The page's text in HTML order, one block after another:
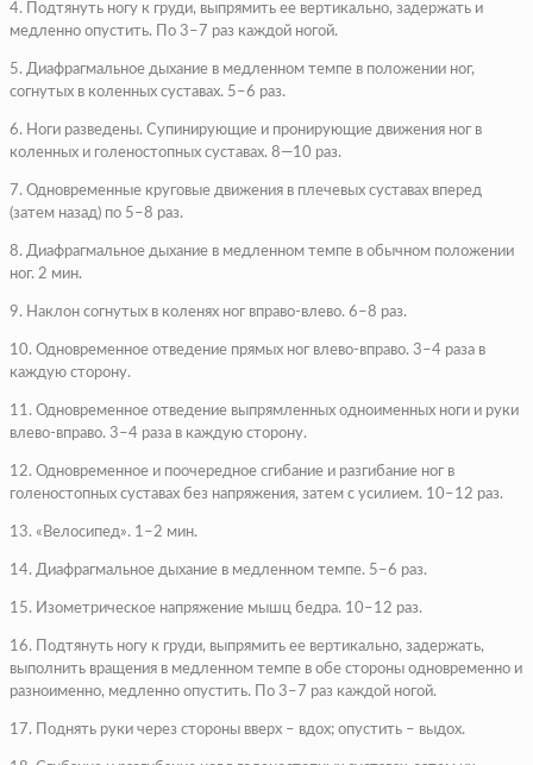
4. Подтянуть ногу к груди, выпрямить ее вертикально, задержать и
медленно опустить. По 3–7 раз каждой ногой.
5. Диафрагмальное дыхание в медленном темпе в положении ног,
согнутых в коленных суставах. 5–6 раз.
6. Ноги разведены. Супинирующие и пронирующие движения ног в
коленных и голеностопных суставах. 8—10 раз.
7. Одновременные круговые движения в плечевых суставах вперед
(затем назад) по 5–8 раз.
8. Диафрагмальное дыхание в медленном темпе в обычном положении
ног. 2 мин.
9. Наклон согнутых в коленях ног вправо-влево. 6–8 раз.
10. Одновременное отведение прямых ног влево-вправо. 3–4 раза в
каждую сторону.
11. Одновременное отведение выпрямленных одноименных ноги и руки
влево-вправо. 3–4 раза в каждую сторону.
12. Одновременное и поочередное сгибание и разгибание ног в
голеностопных суставах без напряжения, затем с усилием. 10–12 раз.
13. «Велосипед». 1–2 мин.
14. Диафрагмальное дыхание в медленном темпе. 5–6 раз.
15. Изометрическое напряжение мышц бедра. 10–12 раз.
16. Подтянуть ногу к груди, выпрямить ее вертикально, задержать,
выполнить вращения в медленном темпе в обе стороны одновременно и
разноименно, медленно опустить. По 3–7 раз каждой ногой.
17. Поднять руки через стороны вверх – вдох; опустить – выдох.